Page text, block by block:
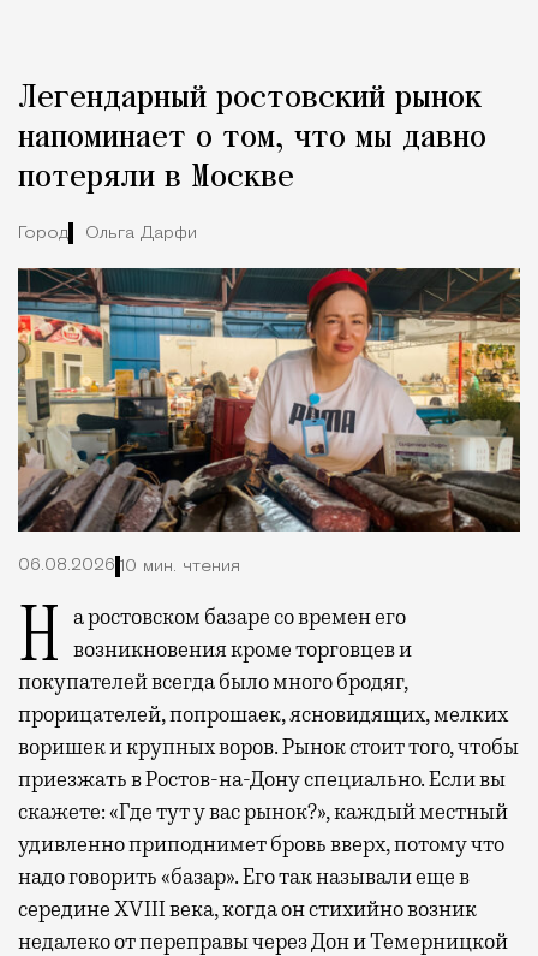
Легендарный ростовский рынок
напоминает о том, что мы давно
потеряли в Москве
Город Ольга Дарфи
06.08.2026 10 мин. чтения
На ростовском базаре со времен его возникновения кроме торговцев и
покупателей всегда было много бродяг,
прорицателей, попрошаек, ясновидящих, мелких
воришек и крупных воров. Рынок стоит того, чтобы
приезжать в Ростов-на-Дону специально. Если вы
скажете: «Где тут у вас рынок?», каждый местный
удивленно приподнимет бровь вверх, потому что
надо говорить «базар». Его так называли еще в
середине XVIII века, когда он стихийно возник
недалеко от переправы через Дон и Темерницкой